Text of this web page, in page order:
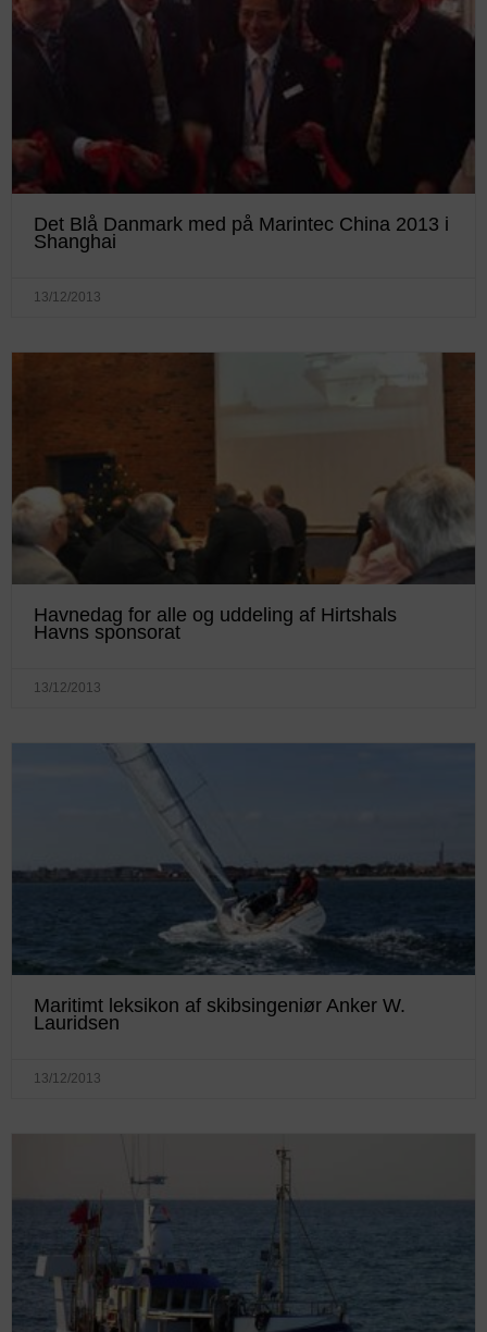
Det Blå Danmark med på Marintec China 2013 i
Shanghai
13/12/2013
Havnedag for alle og uddeling af Hirtshals
Havns sponsorat
13/12/2013
Maritimt leksikon af skibsingeniør Anker W.
Lauridsen
13/12/2013